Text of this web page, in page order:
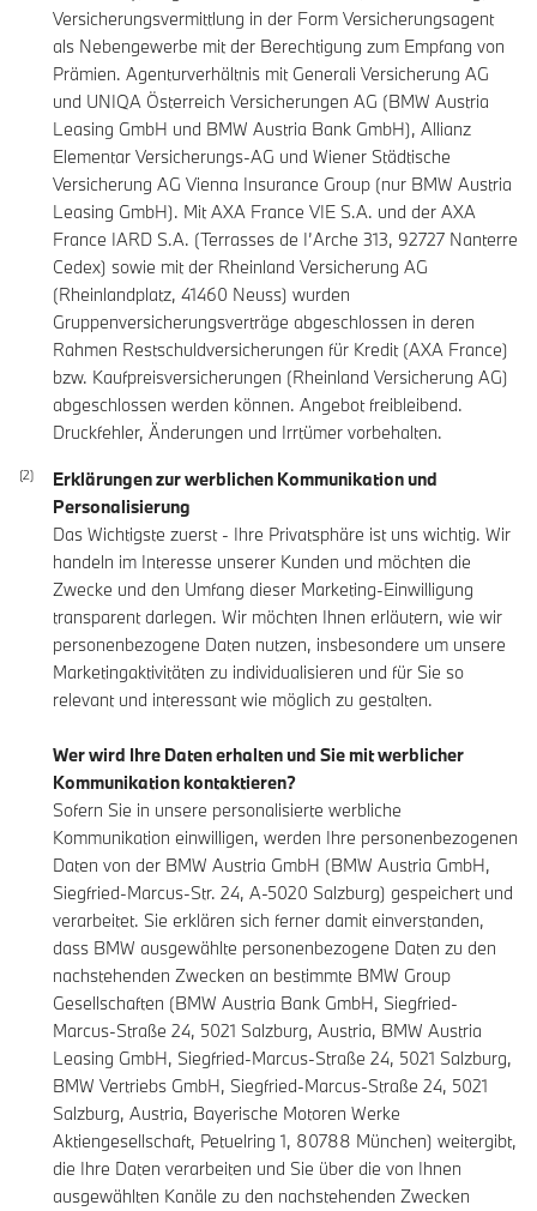
Versicherungsvermittlung in der Form Versicherungsagent
als Nebengewerbe mit der Berechtigung zum Empfang von
Prämien. Agenturverhältnis mit Generali Versicherung AG
und UNIQA Österreich Versicherungen AG (BMW Austria
Leasing GmbH und BMW Austria Bank GmbH), Allianz
Elementar Versicherungs-AG und Wiener Städtische
Versicherung AG Vienna Insurance Group (nur BMW Austria
Leasing GmbH). Mit AXA France VIE S.A. und der AXA
France IARD S.A. (Terrasses de I’Arche 313, 92727 Nanterre
Cedex) sowie mit der Rheinland Versicherung AG
(Rheinlandplatz, 41460 Neuss) wurden
Gruppenversicherungsverträge abgeschlossen in deren
Rahmen Restschuldversicherungen für Kredit (AXA France)
bzw. Kaufpreisversicherungen (Rheinland Versicherung AG)
abgeschlossen werden können. Angebot freibleibend.
Druckfehler, Änderungen und Irrtümer vorbehalten.
Erklärungen zur werblichen Kommunikation und
Personalisierung
Das Wichtigste zuerst - Ihre Privatsphäre ist uns wichtig. Wir
handeln im Interesse unserer Kunden und möchten die
Zwecke und den Umfang dieser Marketing-Einwilligung
transparent darlegen. Wir möchten Ihnen erläutern, wie wir
personenbezogene Daten nutzen, insbesondere um unsere
Marketingaktivitäten zu individualisieren und für Sie so
relevant und interessant wie möglich zu gestalten.
Wer wird Ihre Daten erhalten und Sie mit werblicher
Kommunikation kontaktieren?
Sofern Sie in unsere personalisierte werbliche
Kommunikation einwilligen, werden Ihre personenbezogenen
Daten von der BMW Austria GmbH (BMW Austria GmbH,
Siegfried-Marcus-Str. 24, A-5020 Salzburg) gespeichert und
verarbeitet. Sie erklären sich ferner damit einverstanden,
dass BMW ausgewählte personenbezogene Daten zu den
nachstehenden Zwecken an bestimmte BMW Group
Gesellschaften (BMW Austria Bank GmbH, Siegfried-
Marcus-Straße 24, 5021 Salzburg, Austria, BMW Austria
Leasing GmbH, Siegfried-Marcus-Straße 24, 5021 Salzburg,
BMW Vertriebs GmbH, Siegfried-Marcus-Straße 24, 5021
Salzburg, Austria, Bayerische Motoren Werke
Aktiengesellschaft, Petuelring 1, 80788 München) weitergibt,
die Ihre Daten verarbeiten und Sie über die von Ihnen
ausgewählten Kanäle zu den nachstehenden Zwecken